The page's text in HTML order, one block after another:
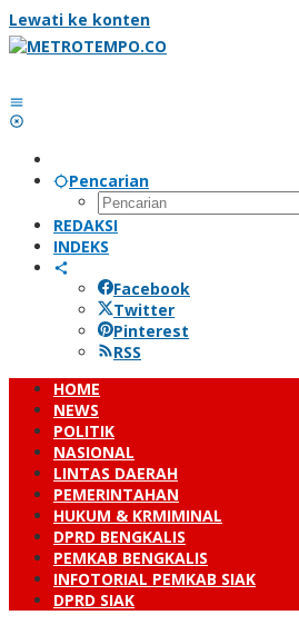
Lewati ke konten
Pencarian
REDAKSI
INDEKS
Facebook
Twitter
Pinterest
RSS
HOME
NEWS
POLITIK
NASIONAL
LINTAS DAERAH
PEMERINTAHAN
HUKUM & KRMIMINAL
DPRD BENGKALIS
PEMKAB BENGKALIS
INFOTORIAL PEMKAB SIAK
DPRD SIAK